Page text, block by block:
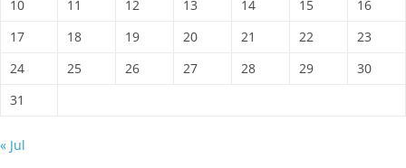
10
11 12 13 14 15
16
17
18 19 20 21 22
23
24
25 26 27 28 29
30
31
« Jul